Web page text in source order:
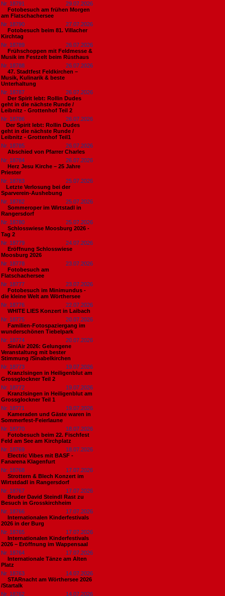
Nr. 18791
29.07.2026
Fotobesuch am frühen Morgen
am Flatschachersee
Nr. 18790
27.07.2026
Fotobesuch beim 81. Villacher
Kirchtag
Nr. 18789
26.07.2026
Frühschoppen mit Feldmesse &
Musik im Festzelt beim Rüsthaus
Nr. 18788
26.07.2026
47. Stadtfest Feldkirchen –
Musik, Kulinarik & beste
Unterhaltung
Nr. 18787
26.07.2026
Der Spirit lebt: Rollin Dudes
geht in die nächste Runde /
Leibnitz - Grottenhof Teil 2
Nr. 18786
26.07.2026
​Der Spirit lebt: Rollin Dudes
geht in die nächste Runde /
Leibnitz - Grottenhof Teil1
Nr. 18785
26.07.2026
Abschied von Pfarrer Charles
Nr. 18784
26.07.2026
Herz Jesu Kirche – 25 Jahre
Priester
Nr. 18783
25.07.2026
​Letzte Verlosung bei der
Sparverein-Aushebung
Nr. 18782
25.07.2026
Sommeroper im Wirtstadl in
Rangersdorf
Nr. 18780
25.07.2026
Schlosswiese Moosburg 2026 -
Tag 2
Nr. 18779
24.07.2026
Eröffnung Schlosswiese
Moosburg 2026
Nr. 18778
23.07.2026
Fotobesuch am
Flatschachersee
Nr. 18777
23.07.2026
Fotobesuch im Minimundus -
die kleine Welt am Wörthersee
Nr. 18776
22.07.2026
WHITE LIES Konzert in Laibach
Nr. 18775
20.07.2026
Familien-Fotospaziergang im
wunderschönen Tiebelpark
Nr. 18774
20.07.2026
SiniAir 2026: Gelungene
Veranstaltung mit bester
Stimmung /Sinabelkirchen
Nr. 18773
19.07.2026
Kranzlsingen in Heiligenblut am
Grossglockner Teil 2
Nr. 18772
19.07.2026
Kranzlsingen in Heiligenblut am
Grossglockner Teil 1
Nr. 18771
19.07.2026
Kameraden und Gäste waren in
Sommerfest-Feierlaune
Nr. 18770
18.07.2026
Fotobesuch beim 22. Fischfest
Feld am See am Kirchplatz
Nr. 18769
18.07.2026
Electric Vibes mit BASF -
Fanarena Klagenfurt
Nr. 18768
17.07.2026
Strottern & Blech Konzert im
Wirtstdadl in Rangersdorf
Nr. 18767
17.07.2026
Bruder David Steindl Rast zu
Besuch in Grosskirchheim
Nr. 18766
17.07.2026
Internationalen Kinderfestivals
2026 in der Burg
Nr. 18765
17.07.2026
Internationalen Kinderfestivals
2026 – Eröffnung im Wappensaal
Nr. 18764
17.07.2026
Internationale Tänze am Alten
Platz
Nr. 18763
14.07.2026
STARnacht am Wörthersee 2026
/Startalk
Nr. 18762
14.07.2026